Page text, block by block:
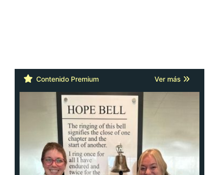
Contenido Premium Ver más